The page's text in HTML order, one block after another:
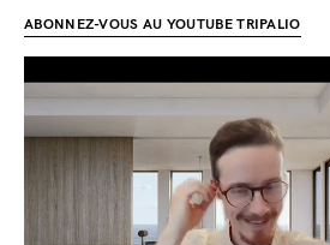
ABONNEZ-VOUS AU YOUTUBE TRIPALIO